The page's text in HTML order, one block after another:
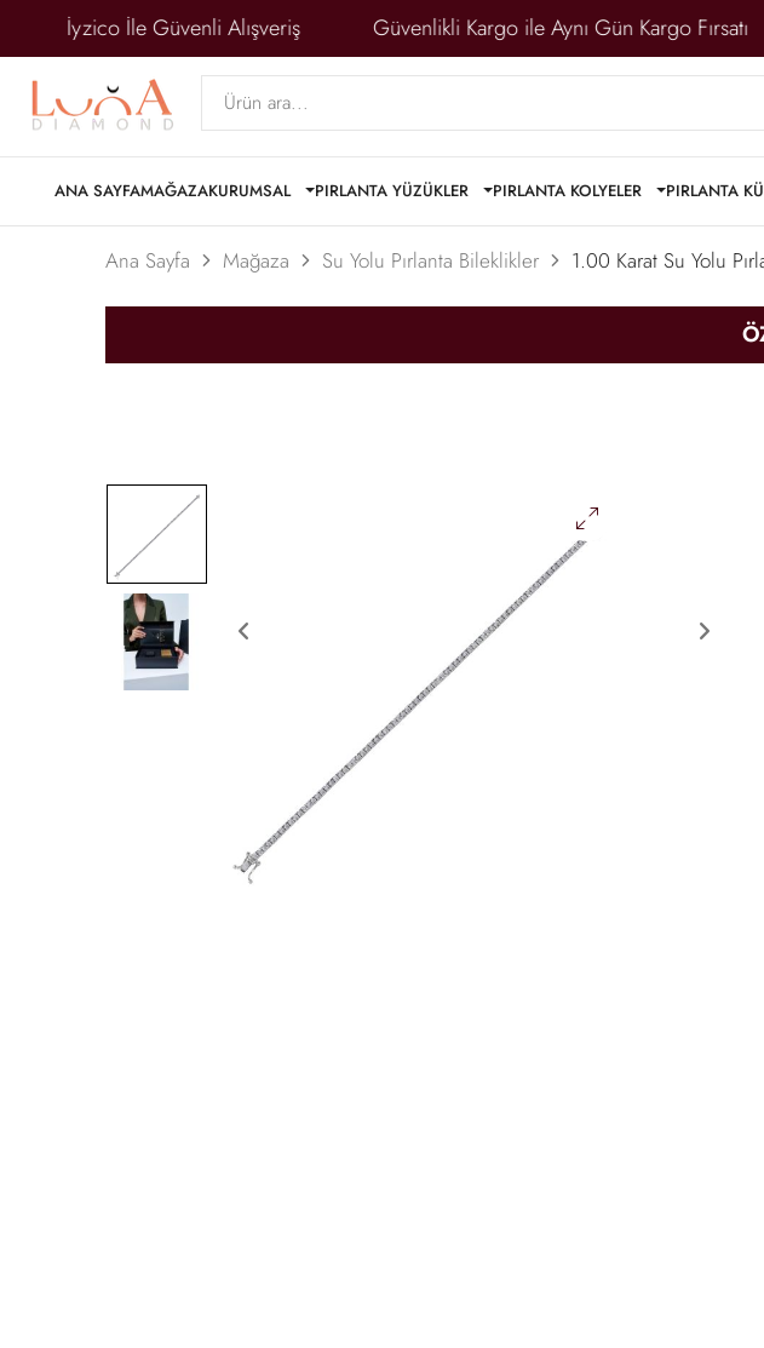
İyzico İle Güvenli Alışveriş Güvenlikli Kargo ile Aynı Gün Kargo Fırsatı
ANA SAYFAMAĞAZAKURUMSAL PIRLANTA YÜZÜKLER PIRLANTA KOLYELER PIRLANTA
Ana Sayfa Mağaza Su Yolu Pırlanta Bileklikler 1.00 Karat Su Yolu
Previous Next